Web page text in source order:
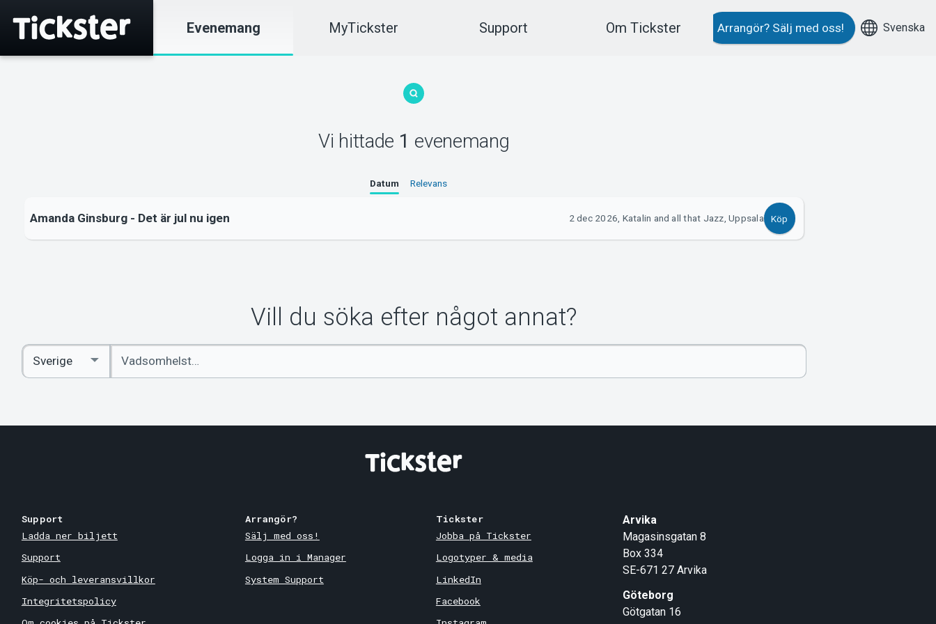
Evenemang MyTickster Support Om Tickster Arrangör? Sälj med oss! Svenska
Vi hittade 1 evenemang
Datum Relevans
Amanda Ginsburg - Det är jul nu igen 2 dec 2026, Katalin and all that Jazz, Uppsala Köp
Vill du söka efter något annat?
Ange
sökord
Select
Country
Support
Ladda ner biljett
Support
Köp- och leveransvillkor
Integritetspolicy
Arrangör?
Sälj med oss!
Logga in i Manager
System Support
Tickster
Jobba på Tickster
Logotyper & media
LinkedIn
Facebook
Arvika
Magasinsgatan 8
Box 334
SE-671 27 Arvika
Göteborg
Götgatan 16